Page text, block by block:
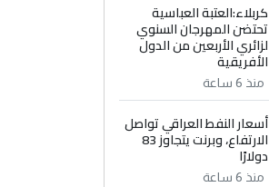
كربلاء:العتبة العباسية
تحتضن المهرجان السنوي
لزائري الأربعين من الدول
الأفريقية
منذ 6 ساعة
أسعار النفط العراقي تواصل
الارتفاع، وبرنت يتجاوز 83
دولارًا
منذ 6 ساعة